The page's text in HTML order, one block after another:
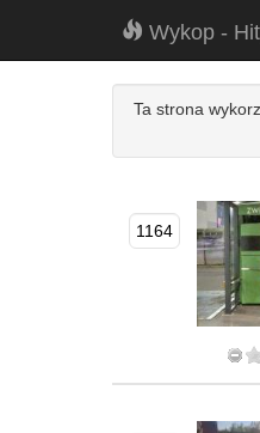
Wykop -
Ta strona
1164